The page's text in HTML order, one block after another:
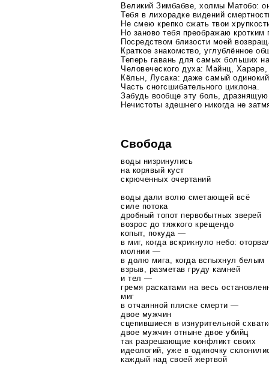
Великий Зимбабве, холмы Матобо:
Тебя в лихорадке видений
Не смею крепко сжать твои
Но заново тебя преображаю кротким
Посредством близости моей
Краткое знакомство, углублённое
Теперь гавань для самых больших
Человеческого духа: Майнц,
Кёльн, Лусака: даже самый
Часть сногсшибательного циклона.
Забудь вообще эту боль, дразнящую
Нечистоты здешнего никогда не
Свобода
воды низринулись
на корявый куст
скрюченных очертаний
воды дали волю сметающей всё
силе потока
дробный топот первобытных зверей
возрос до тяжкого крещендо
копыт, покуда —
в миг, когда вскрикнуло небо:
молнии —
в долю мига, когда вспыхнул белым
взрыв, разметав груду камней
и тел —
гремя раскатами на весь
миг
в отчаянной пляске смерти —
двое мужчин
сцепившиеся в изнурительной
двое мужчин отныне двое убийц
так разрешающие конфликт своих
идеологий, уже в одиночку
каждый над своей жертвой